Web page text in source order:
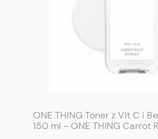
ONE THING Toner z Vit C i
150 ml - ONE THING Carrot